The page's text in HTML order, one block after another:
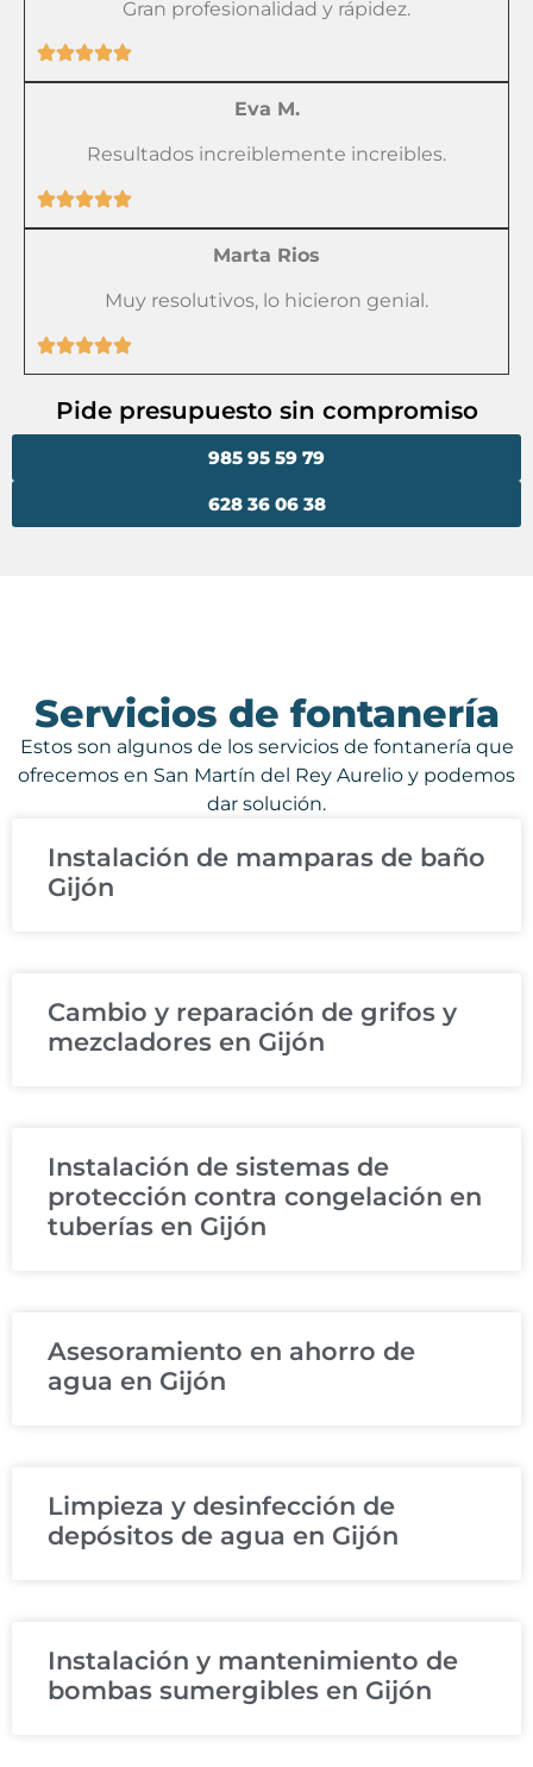
Gran profesionalidad y rápidez.
Eva M.
Resultados increiblemente increibles.
Marta Rios
Muy resolutivos, lo hicieron genial.
Pide presupuesto sin compromiso
628 36 06 38
985 95 59 79
Servicios de fontanería
Estos son algunos de los servicios de fontanería que
ofrecemos en San Martín del Rey Aurelio y podemos
dar solución.
Instalación de mamparas de baño
Gijón
Cambio y reparación de grifos y
mezcladores en Gijón
Instalación de sistemas de
protección contra congelación en
tuberías en Gijón
Asesoramiento en ahorro de
agua en Gijón
Limpieza y desinfección de
depósitos de agua en Gijón
Instalación y mantenimiento de
bombas sumergibles en Gijón